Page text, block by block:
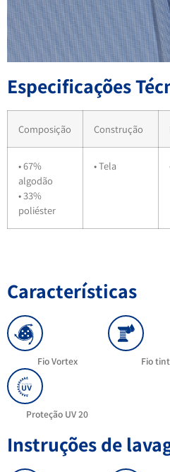
Especificações
Composição Construção
• 67%
algodão
• 33%
poliéster
• Tela
Características
Fio Vortex Fio
Proteção UV 20
Instruções de